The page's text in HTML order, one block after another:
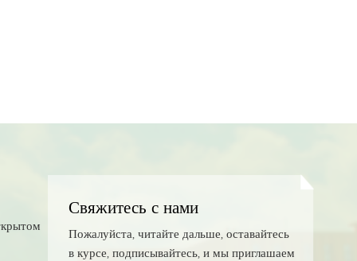
Свяжитесь с нами
Пожалуйста, читайте дальше, оставайтесь
в курсе, подписывайтесь, и мы приглашаем